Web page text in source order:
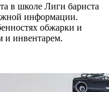
в школе Лиги бариста
информации.
обжарки и
и инвентарем.